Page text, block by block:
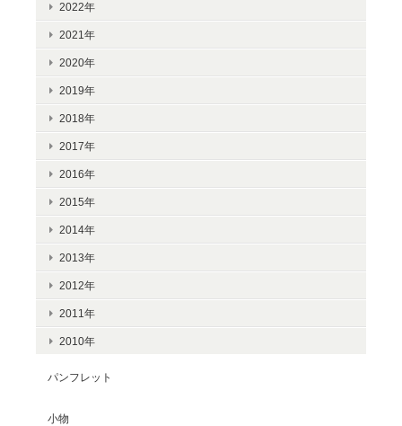
2022年
2021年
2020年
2019年
2018年
2017年
2016年
2015年
2014年
2013年
2012年
2011年
2010年
パンフレット
小物